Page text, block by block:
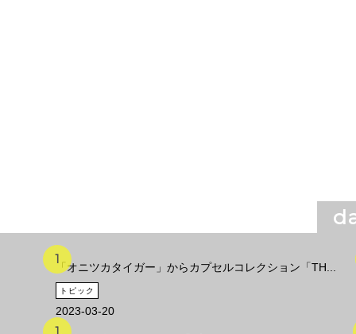
「オニツカタイガー」からカプセルコレクション「TH...
トピック
2023-03-20